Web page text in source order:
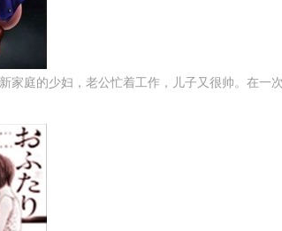
家庭的少妇，老公忙着工作，儿子又很帅。在一